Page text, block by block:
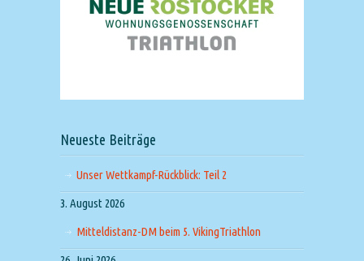
Neueste Beiträge
Unser Wettkampf-Rückblick: Teil 2
3. August 2026
Mitteldistanz-DM beim 5. VikingTriathlon